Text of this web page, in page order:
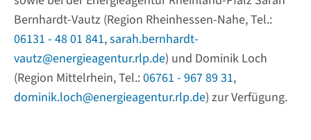
Bernhardt-Vautz (Region Rheinhessen-Nahe, Tel.:
06131 - 48 01 841,sarah.bernhardt-
vautz@energieagentur.rlp.de) und Dominik Loch
(Region Mittelrhein, Tel.:06761 - 967 89 31,
dominik.loch@energieagentur.rlp.de) zur Verfügung.